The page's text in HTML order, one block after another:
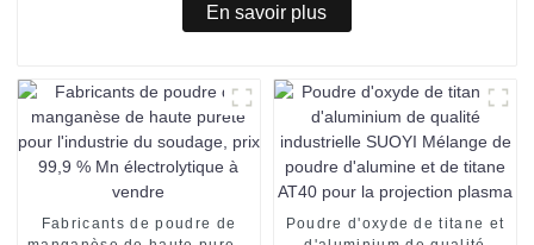
En savoir plus
Fabricants de poudre de
Poudre d'oxyde de titane et